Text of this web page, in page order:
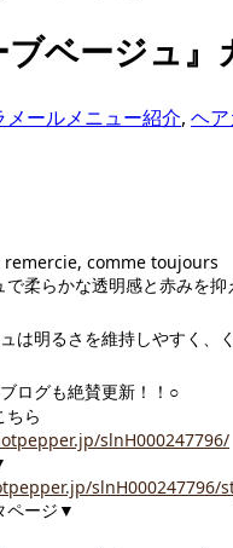
ブベージュ』
メールメニュー紹介, ヘ
remercie, comme toujours
で柔らかな透明感と赤みを
は明るさを維持しやすく、
ログも絶賛更新！！○
ちら
slnH000247796/
slnH000247796/
ページ▼